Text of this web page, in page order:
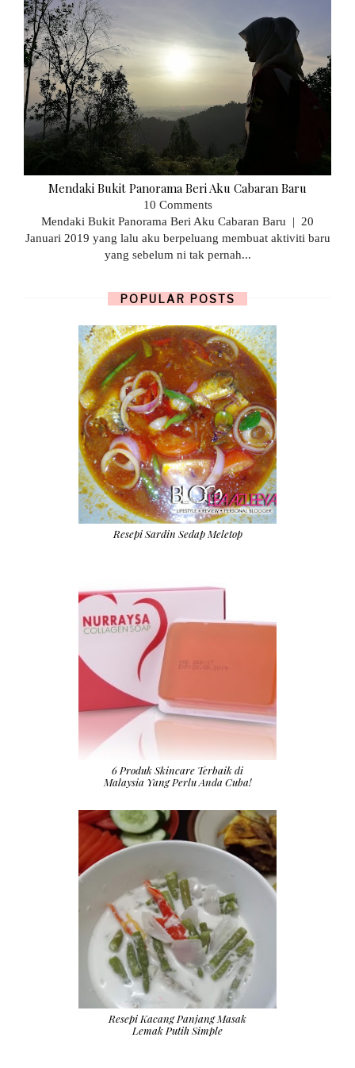
Mendaki Bukit Panorama Beri Aku Cabaran Baru
10 Comments
Mendaki Bukit Panorama Beri Aku Cabaran Baru | 20
Januari 2019 yang lalu aku berpeluang membuat aktiviti baru
yang sebelum ni tak pernah...
POPULAR POSTS
Resepi Sardin Sedap Meletop
6 Produk Skincare Terbaik di
Malaysia Yang Perlu Anda Cuba!
Resepi Kacang Panjang Masak
Lemak Putih Simple